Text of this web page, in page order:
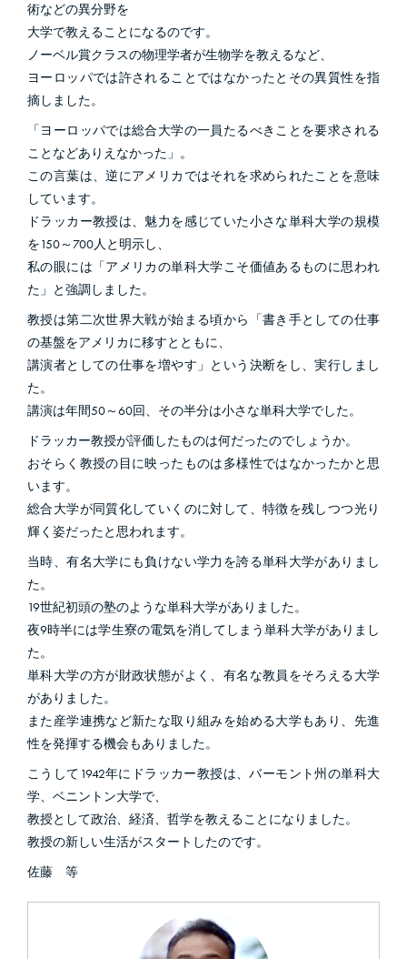
術などの異分野を
大学で教えることになるのです。
ノーベル賞クラスの物理学者が生物学を教えるなど、
ヨーロッパでは許されることではなかったとその異質性を指
摘しました。
「ヨーロッパでは総合大学の一員たるべきことを要求される
ことなどありえなかった」。
この言葉は、逆にアメリカではそれを求められたことを意味
しています。
ドラッカー教授は、魅力を感じていた小さな単科大学の規模
を150～700人と明示し、
私の眼には「アメリカの単科大学こそ価値あるものに思われ
た」と強調しました。
教授は第二次世界大戦が始まる頃から「書き手としての仕事
の基盤をアメリカに移すとともに、
講演者としての仕事を増やす」という決断をし、実行しまし
た。
講演は年間50～60回、その半分は小さな単科大学でした。
ドラッカー教授が評価したものは何だったのでしょうか。
おそらく教授の目に映ったものは多様性ではなかったかと思
います。
総合大学が同質化していくのに対して、特徴を残しつつ光り
輝く姿だったと思われます。
当時、有名大学にも負けない学力を誇る単科大学がありまし
た。
19世紀初頭の塾のような単科大学がありました。
夜9時半には学生寮の電気を消してしまう単科大学がありまし
た。
単科大学の方が財政状態がよく、有名な教員をそろえる大学
がありました。
また産学連携など新たな取り組みを始める大学もあり、先進
性を発揮する機会もありました。
こうして1942年にドラッカー教授は、バーモント州の単科大
学、ベニントン大学で、
教授として政治、経済、哲学を教えることになりました。
教授の新しい生活がスタートしたのです。
佐藤 等